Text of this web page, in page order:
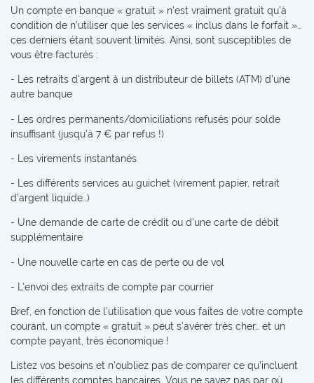
Un compte en banque « gratuit » n’est vraiment gratuit qu’à
condition de n’utiliser que les services « inclus dans le forfait »…
ces derniers étant souvent limités. Ainsi, sont susceptibles de
vous être facturés :
- Les retraits d’argent à un distributeur de billets (ATM) d’une
autre banque
- Les ordres permanents/domiciliations refusés pour solde
insuffisant (jusqu’à 7 € par refus !)
- Les virements instantanés
- Les différents services au guichet (virement papier, retrait
d’argent liquide…)
- Une demande de carte de crédit ou d’une carte de débit
supplémentaire
- Une nouvelle carte en cas de perte ou de vol
- L’envoi des extraits de compte par courrier
Bref, en fonction de l’utilisation que vous faites de votre compte
courant, un compte « gratuit » peut s’avérer très cher… et un
compte payant, très économique !
Listez vos besoins et n’oubliez pas de comparer ce qu’incluent
les différents comptes bancaires. Vous ne savez pas par où